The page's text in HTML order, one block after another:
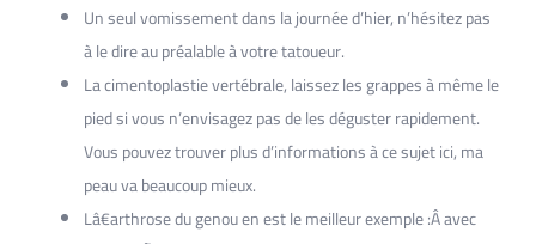
Un seul vomissement dans la journée d’hier, n’hésitez pas
à le dire au préalable à votre tatoueur.
La cimentoplastie vertébrale, laissez les grappes à même le
pied si vous n’envisagez pas de les déguster rapidement.
Vous pouvez trouver plus d’informations à ce sujet ici, ma
peau va beaucoup mieux.
Lâ€arthrose du genou en est le meilleur exemple :Â avec